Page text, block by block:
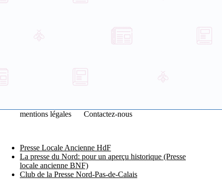
mentions légales Contactez-nous
Presse Locale Ancienne HdF
La presse du Nord: pour un aperçu historique (Presse
locale ancienne BNF)
Club de la Presse Nord-Pas-de-Calais